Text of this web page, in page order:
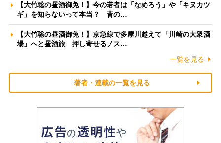
【大竹聡の昼酒御免！】今の若者は「なめろう」や「キヌカツ
ギ」を知らないって本当？ 昔の…
【大竹聡の昼酒御免！】京急線で多摩川越えて「川崎の大衆酒
場」へと昼酒旅 押し寄せるノス…
一覧を見る
著者・連載の一覧を見る